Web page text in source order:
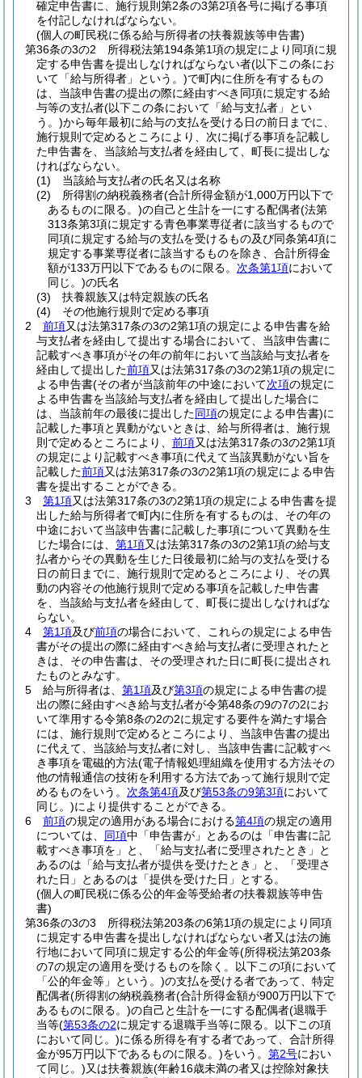
確定申告書に、施行規則第2条の3第2項各号に掲げる事項
を付記しなければならない。
(個人の町民税に係る給与所得者の扶養親族等申告書)
第36条の3の2
所得税法第194条第1項の規定により同項に規
定する申告書を提出しなければならない者(以下この条にお
いて「給与所得者」という。)で町内に住所を有するもの
は、当該申告書の提出の際に経由すべき同項に規定する給
与等の支払者(以下この条において「給与支払者」とい
う。)から毎年最初に給与の支払を受ける日の前日までに、
施行規則で定めるところにより、次に掲げる事項を記載し
た申告書を、当該給与支払者を経由して、町長に提出しな
ければならない。
(1)
当該給与支払者の氏名又は名称
(2)
所得割の納税義務者(合計所得金額が1,000万円以下で
あるものに限る。)の自己と生計を一にする配偶者(法第
313条第3項に規定する青色事業専従者に該当するもので
同項に規定する給与の支払を受けるもの及び同条第4項に
規定する事業専従者に該当するものを除き、合計所得金
額が133万円以下であるものに限る。 次条第1項において
同じ。)の氏名
(3)
扶養親族又は特定親族の氏名
(4)
その他施行規則で定める事項
2
前項又は法第317条の3の2第1項の規定による申告書を給
与支払者を経由して提出する場合において、当該申告書に
記載すべき事項がその年の前年において当該給与支払者を
経由して提出した前項又は法第317条の3の2第1項の規定に
よる申告書(その者が当該前年の中途において次項の規定に
よる申告書を当該給与支払者を経由して提出した場合に
は、当該前年の最後に提出した同項の規定による申告書)に
記載した事項と異動がないときは、給与所得者は、施行規
則で定めるところにより、 前項又は法第317条の3の2第1項
の規定により記載すべき事項に代えて当該異動がない旨を
記載した前項又は法第317条の3の2第1項の規定による申告
書を提出することができる。
3
第1項又は法第317条の3の2第1項の規定による申告書を提
出した給与所得者で町内に住所を有するものは、その年の
中途において当該申告書に記載した事項について異動を生
じた場合には、 第1項又は法第317条の3の2第1項の給与支
払者からその異動を生じた日後最初に給与の支払を受ける
日の前日までに、施行規則で定めるところにより、その異
動の内容その他施行規則で定める事項を記載した申告書
を、当該給与支払者を経由して、町長に提出しなければな
らない。
4
第1項及び前項の場合において、これらの規定による申告
書がその提出の際に経由すべき給与支払者に受理されたと
きは、その申告書は、その受理された日に町長に提出され
たものとみなす。
5
給与所得者は、 第1項及び第3項の規定による申告書の提
出の際に経由すべき給与支払者が令第48条の9の7の2にお
いて準用する令第8条の2の2に規定する要件を満たす場合
には、施行規則で定めるところにより、当該申告書の提出
に代えて、当該給与支払者に対し、当該申告書に記載すべ
き事項を電磁的方法(電子情報処理組織を使用する方法その
他の情報通信の技術を利用する方法であって施行規則で定
めるものをいう。 次条第4項及び第53条の9第3項において
同じ。)により提供することができる。
6
前項の規定の適用がある場合における第4項の規定の適用
については、 同項中「申告書が」とあるのは「申告書に記
載すべき事項を」と、「給与支払者に受理されたとき」と
あるのは「給与支払者が提供を受けたとき」と、「受理さ
れた日」とあるのは「提供を受けた日」とする。
(個人の町民税に係る公的年金等受給者の扶養親族等申告
書)
第36条の3の3
所得税法第203条の6第1項の規定により同項
に規定する申告書を提出しなければならない者又は法の施
行地において同項に規定する公的年金等(所得税法第203条
の7の規定の適用を受けるものを除く。以下この項において
「公的年金等」という。)の支払を受ける者であって、特定
配偶者(所得割の納税義務者(合計所得金額が900万円以下で
あるものに限る。)の自己と生計を一にする配偶者(退職手
当等(第53条の2に規定する退職手当等に限る。以下この項
において同じ。)に係る所得を有する者であって、合計所得
金が95万円以下であるものに限る。)をいう。 第2号におい
て同じ。)又は扶養親族(年齢16歳未満の者又は控除対象扶